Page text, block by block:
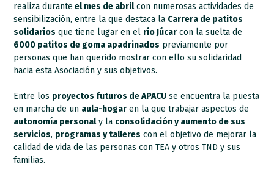
realiza durante el mes de abrilcon numerosas actividades de
sensibilización, entre la que destaca la Carrera de patitos
solidarios que tiene lugar en el rio Júcar con la suelta de
6000 patitos de goma apadrinados previamente por
personas que han querido mostrar con ello su solidaridad
hacia esta Asociación y sus objetivos.
Entre los proyectos futuros de APACU se encuentra la puesta
en marcha de un aula-hogar en la que trabajar aspectos de
autonomía personaly la consolidación y aumento de sus
servicios, programas y talleres con el objetivo de mejorar la
calidad de vida de las personas con TEA y otros TND y sus
familias.